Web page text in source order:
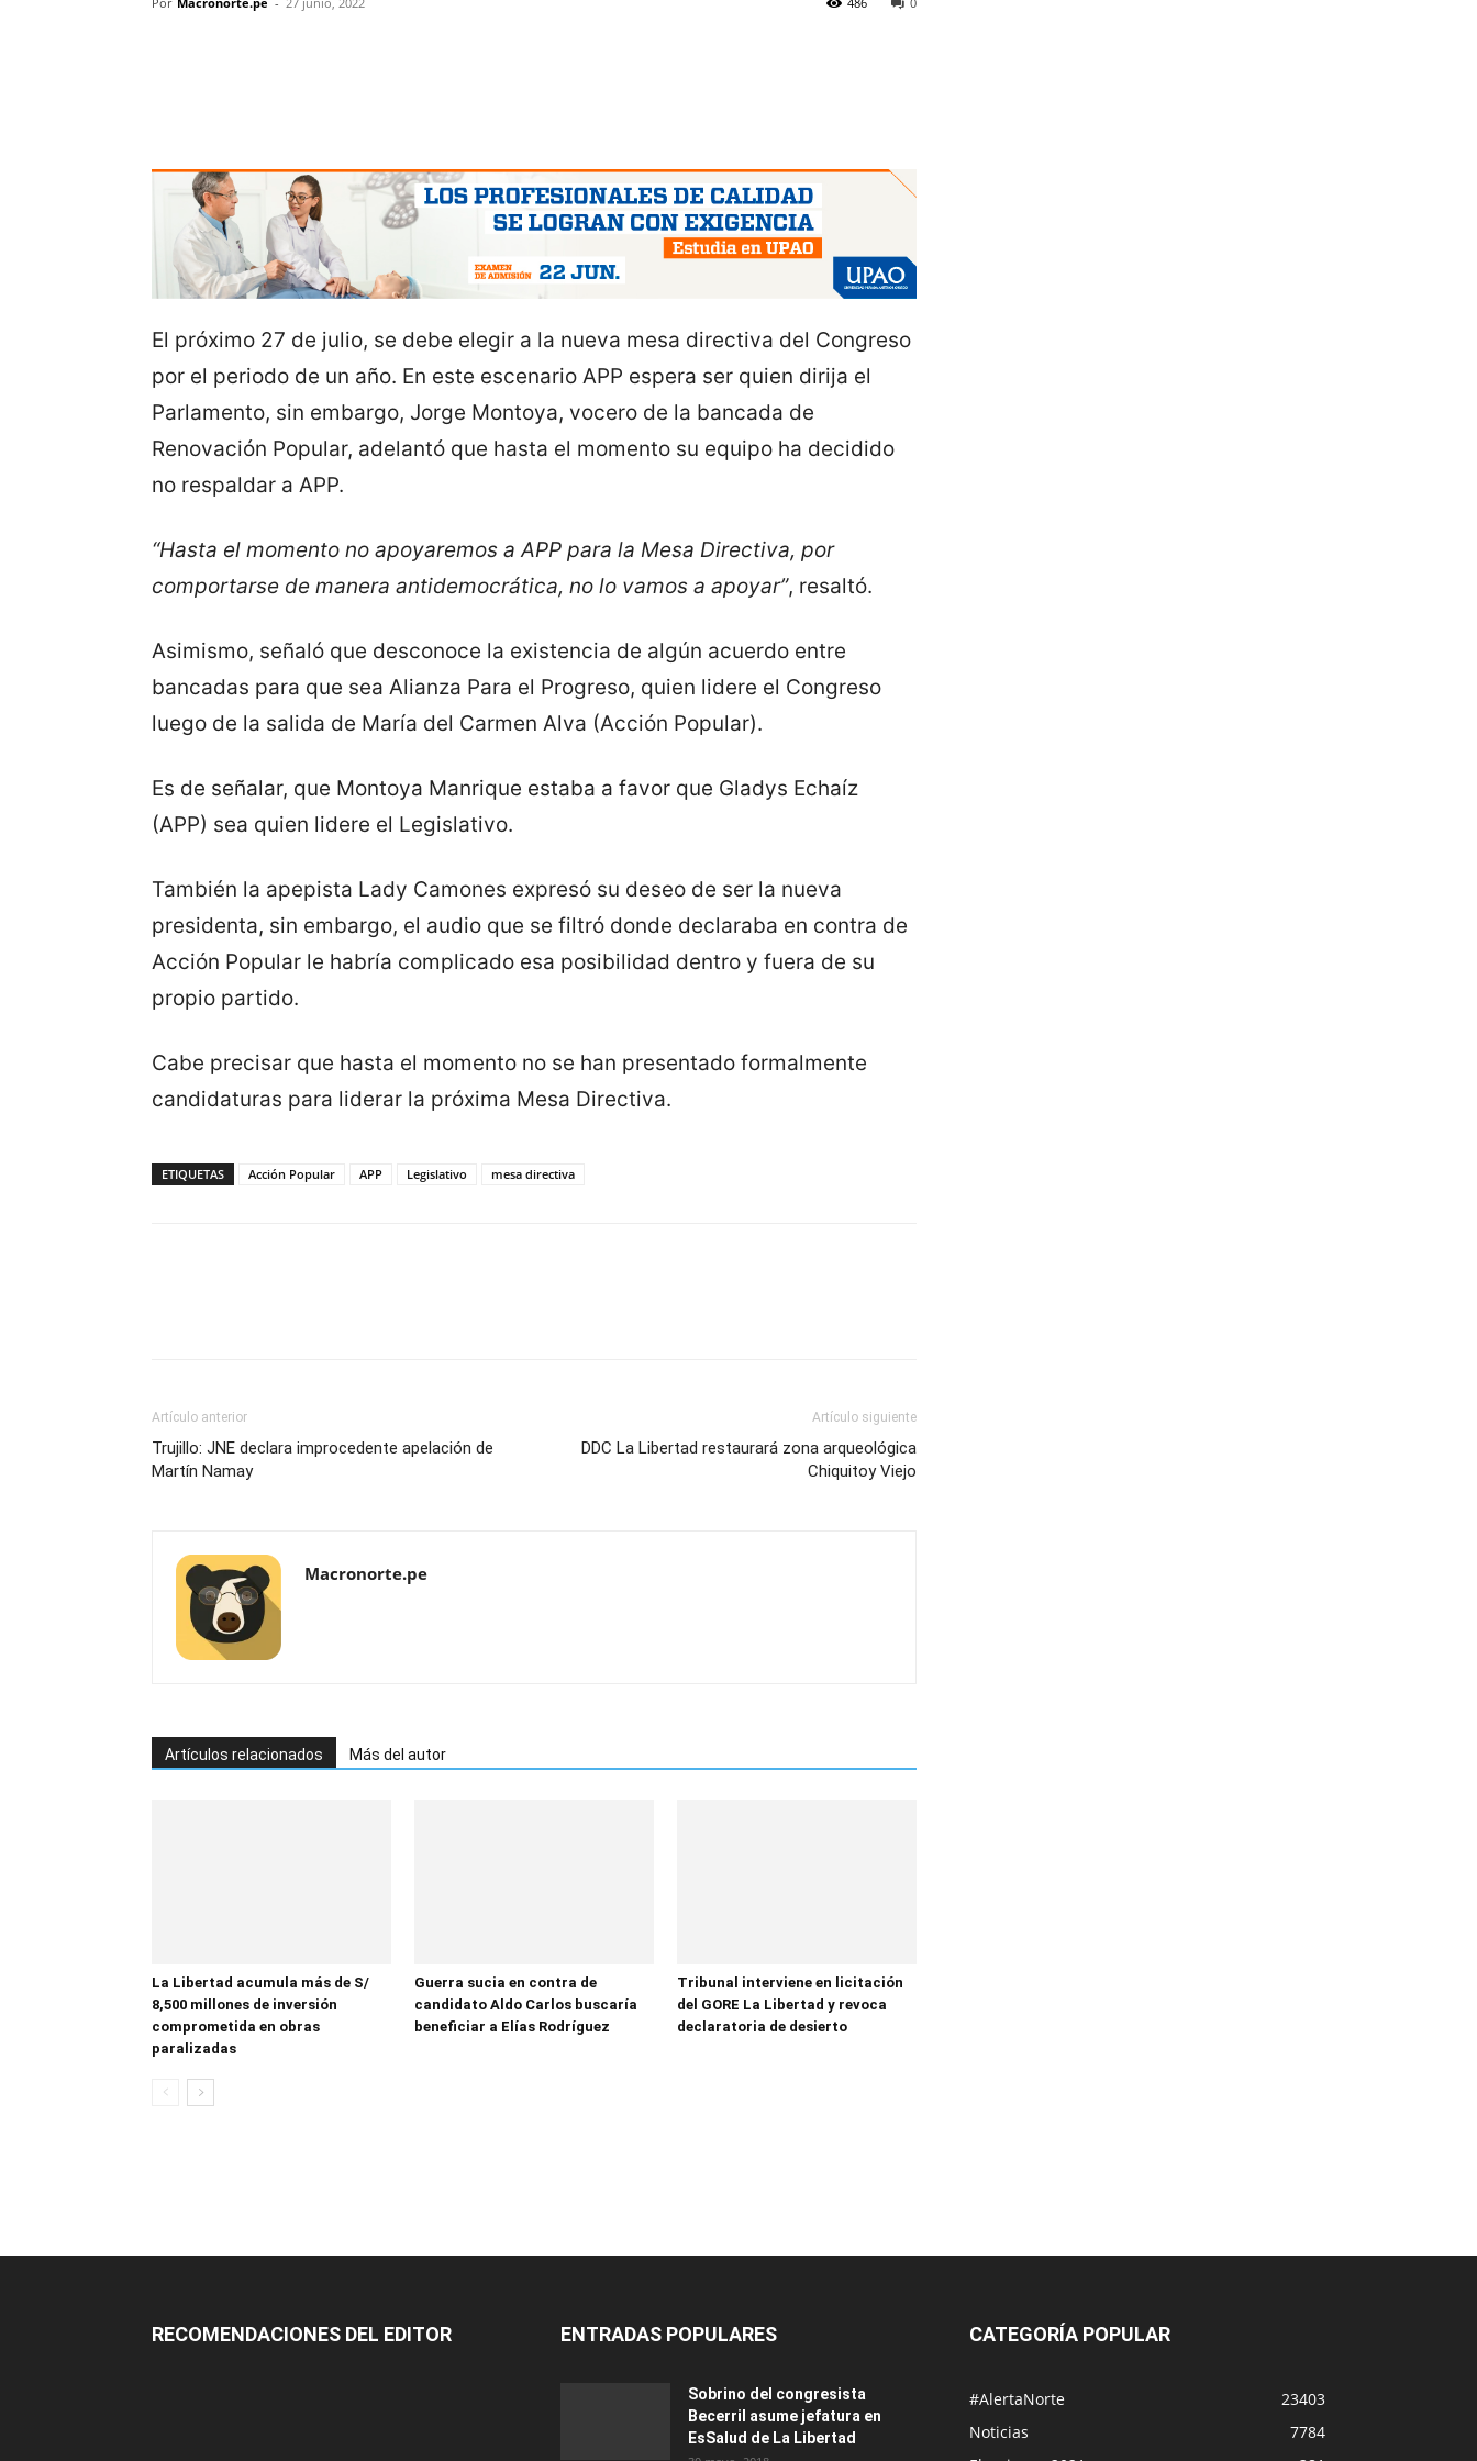
El próximo 27 de julio, se debe elegir a la nueva mesa directiva del Congreso
por el periodo de un año. En este escenario APP espera ser quien dirija el
Parlamento, sin embargo, Jorge Montoya, vocero de la bancada de
Renovación Popular, adelantó que hasta el momento su equipo ha decidido
no respaldar a APP.
“Hasta el momento no apoyaremos a APP para la Mesa Directiva, por
comportarse de manera antidemocrática, no lo vamos a apoyar”, resaltó.
Asimismo, señaló que desconoce la existencia de algún acuerdo entre
bancadas para que sea Alianza Para el Progreso, quien lidere el Congreso
luego de la salida de María del Carmen Alva (Acción Popular).
Es de señalar, que Montoya Manrique estaba a favor que Gladys Echaíz
(APP) sea quien lidere el Legislativo.
También la apepista Lady Camones expresó su deseo de ser la nueva
presidenta, sin embargo, el audio que se filtró donde declaraba en contra de
Acción Popular le habría complicado esa posibilidad dentro y fuera de su
propio partido.
Cabe precisar que hasta el momento no se han presentado formalmente
candidaturas para liderar la próxima Mesa Directiva.
ETIQUETAS Acción Popular APP Legislativo mesa directiva
Artículo anterior
Trujillo: JNE declara improcedente apelación de
Martín Namay
Artículo siguiente
DDC La Libertad restaurará zona arqueológica
Chiquitoy Viejo
Macronorte.pe
Artículos relacionados Más del autor
La Libertad acumula más de S/
8,500 millones de inversión
comprometida en obras
paralizadas
Guerra sucia en contra de
candidato Aldo Carlos buscaría
beneficiar a Elías Rodríguez
Tribunal interviene en licitación
del GORE La Libertad y revoca
declaratoria de desierto
RECOMENDACIONES DEL EDITOR ENTRADAS POPULARES
Sobrino del congresista
Becerril asume jefatura en
EsSalud de La Libertad
CATEGORÍA POPULAR
#AlertaNorte
23403
Noticias
7784